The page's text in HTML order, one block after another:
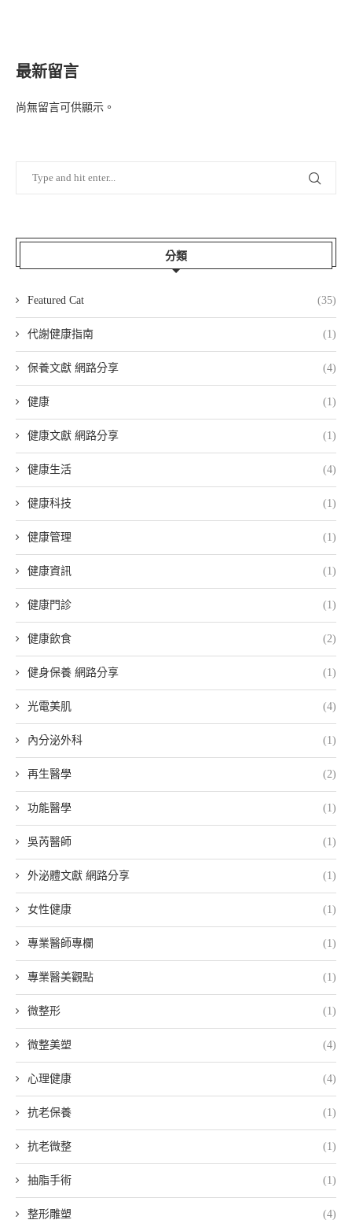
最新留言
尚無留言可供顯示。
分類
Featured Cat (35)
代謝健康指南 (1)
保養文獻 網路分享 (4)
健康 (1)
健康文獻 網路分享 (1)
健康生活 (4)
健康科技 (1)
健康管理 (1)
健康資訊 (1)
健康門診 (1)
健康飲食 (2)
健身保養 網路分享 (1)
光電美肌 (4)
內分泌外科 (1)
再生醫學 (2)
功能醫學 (1)
吳芮醫師 (1)
外泌體文獻 網路分享 (1)
女性健康 (1)
專業醫師專欄 (1)
專業醫美觀點 (1)
微整形 (1)
微整美塑 (4)
心理健康 (4)
抗老保養 (1)
抗老微整 (1)
抽脂手術 (1)
整形雕塑 (4)